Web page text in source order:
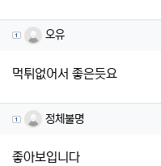
오유님의 댓글
오유
먹튀없어서 좋은듯요
정체불명님의 댓글
정체불명
좋아보입니다